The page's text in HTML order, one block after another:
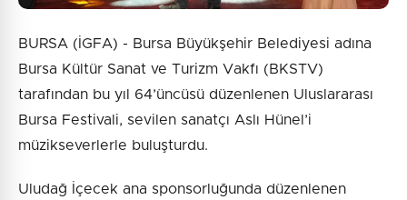
BURSA (İGFA) - Bursa Büyükşehir Belediyesi adına
Bursa Kültür Sanat ve Turizm Vakfı (BKSTV)
tarafından bu yıl 64’üncüsü düzenlenen Uluslararası
Bursa Festivali, sevilen sanatçı Aslı Hünel’i
müzikseverlerle buluşturdu.
Uludağ İçecek ana sponsorluğunda düzenlenen